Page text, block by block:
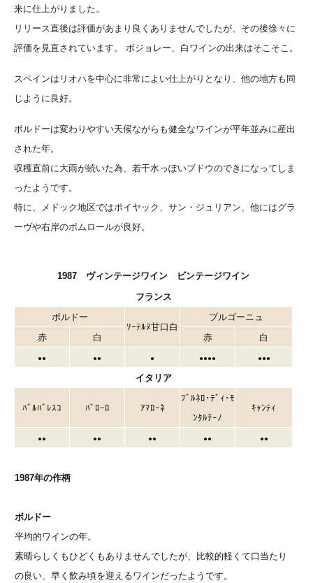
来に仕上がりました。
リリース直後は評価があまり良くありませんでしたが、その後徐々に
評価を見直されています。 ボジョレー、白ワインの出来はそこそこ。
スペインはリオハを中心に非常によい仕上がりとなり、他の地方も同
じように良好。
ボルドーは変わりやすい天候ながらも健全なワインが平年並みに産出
された年。
収穫直前に大雨が続いた為、若干水っぽいブドウのできになってしま
ったようです。
特に、メドック地区ではポイヤック、サン・ジュリアン、他にはグラ
ーヴや右岸のポムロールが良好。
1987 ヴィンテージワイン ビンテージワイン
フランス
ボルドー
ｿｰﾃﾙﾇ甘口白
ブルゴーニュ
赤
白 赤 白
●● ●● ● ●●●● ●●●
イタリア
ﾊﾞﾙﾊﾞﾚｽｺ ﾊﾞﾛｰﾛ ｱﾏﾛｰﾈ
ﾌﾞﾙﾈﾛ･ﾃﾞｨ･ﾓ
ﾝﾀﾙﾁｰﾉ
ｷｬﾝﾃｨ
●● ●● ●● ●● ●●
1987年の作柄
ボルドー
平均的ワインの年。
素晴らしくもひどくもありませんでしたが、比較的軽くて口当たり
の良い、早く飲み頃を迎えるワインだったようです。